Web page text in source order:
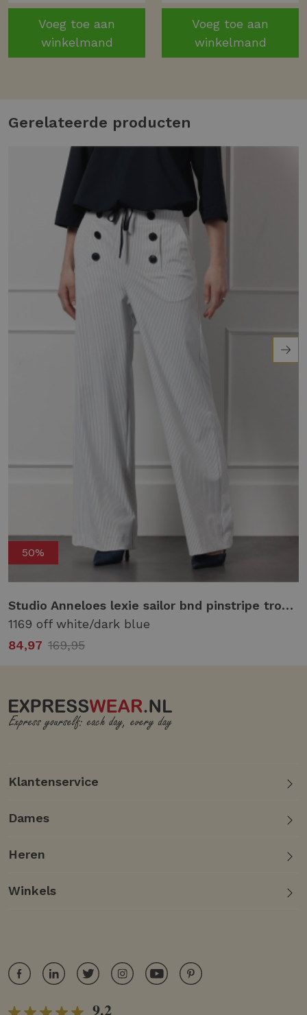
Voeg toe aan
winkelmand
Voeg toe aan
winkelmand
Gerelateerde producten
50%
Studio Anneloes lexie sailor bnd pinstripe trousers 12750 Broek 1169 off white/dark blue
1169 off white/dark blue
84,97 169,95
Klantenservice
Dames
Heren
Winkels
9.2